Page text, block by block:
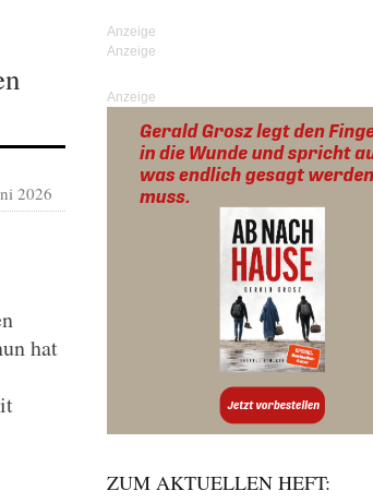
2026
hat
Anzeige
ZUM AKTUELLEN HEFT: